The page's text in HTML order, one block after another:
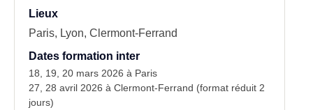
Lieux
Paris, Lyon, Clermont-Ferrand
Dates formation inter
18, 19, 20 mars 2026 à Paris
27, 28 avril 2026 à Clermont-Ferrand (format réduit 2
jours)